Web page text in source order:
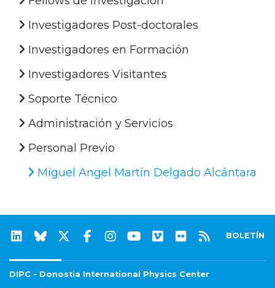
Investigadores Post-doctorales
Investigadores en Formación
Investigadores Visitantes
Soporte Técnico
Administración y Servicios
Personal Previo
Miguel Angel Martín Delgado Alcántara
BOLETÍN
DIPC - Donostia International Physics Center